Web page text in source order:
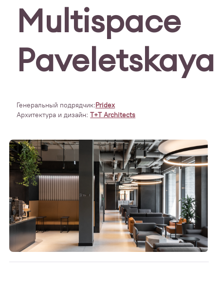
Multispace
Paveletskaya
Генеральный подрядчик:Pridex
Архитектура и дизайн:T+T Architects